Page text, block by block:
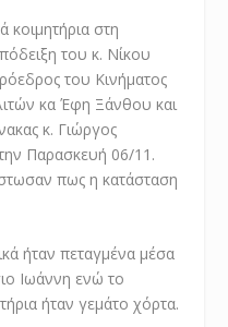
στη
του κ. Νίκου
του Κινήματος
κα Έφη Ξάνθου και
κ. Γιώργος
Παρασκευή 06/11.
πως η κατάσταση
ήταν πεταγμένα μέσα
Ιωάννη ενώ το
ήταν γεμάτο χόρτα.